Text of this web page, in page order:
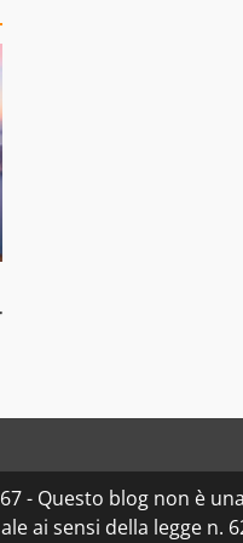
- Questo blog non è
sensi della legge n.